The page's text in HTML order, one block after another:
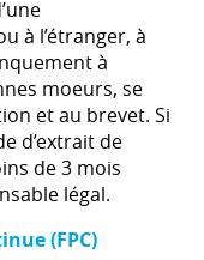
à l’étranger, à
à
moeurs, se
et au brevet. Si
d’extrait de
de 3 mois
légal.
(FPC)